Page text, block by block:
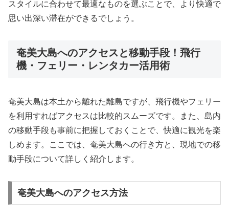
スタイルに合わせて最適なものを選ぶことで、より快適で
思い出深い滞在ができるでしょう。
奄美大島へのアクセスと移動手段！飛行
機・フェリー・レンタカー活用術
奄美大島は本土から離れた離島ですが、飛行機やフェリー
を利用すればアクセスは比較的スムーズです。また、島内
の移動手段も事前に把握しておくことで、快適に観光を楽
しめます。ここでは、奄美大島への行き方と、現地での移
動手段について詳しく紹介します。
奄美大島へのアクセス方法